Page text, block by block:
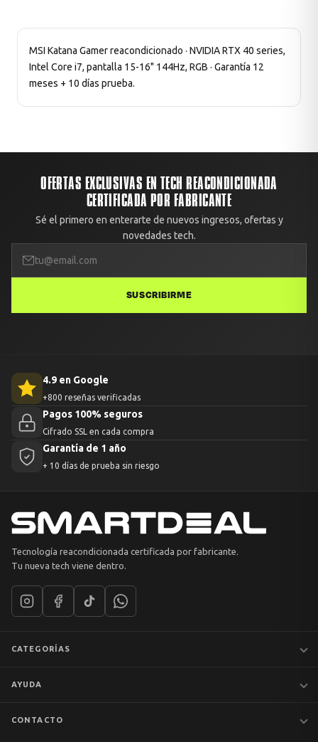
MSI Katana Gamer reacondicionado · NVIDIA RTX 40 series,
Intel Core i7, pantalla 15-16" 144Hz, RGB · Garantía 12
meses + 10 días prueba.
OFERTAS EXCLUSIVAS EN TECH REACONDICIONADA
CERTIFICADA POR FABRICANTE
Sé el primero en enterarte de nuevos ingresos, ofertas y
novedades tech.
SUSCRIBIRME
4.9 en Google
+800 reseñas verificadas
Pagos 100% seguros
Cifrado SSL en cada compra
Garantía de 1 año
+ 10 días de prueba sin riesgo
Tecnología reacondicionada certificada por fabricante.
Tu nueva tech viene dentro.
CATEGORÍAS
AYUDA
CONTACTO